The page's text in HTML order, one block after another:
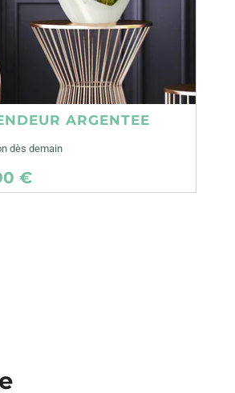
ARGENTEE
dès demain
€